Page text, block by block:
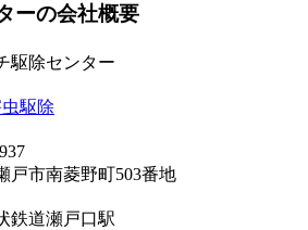
ーの会社概要
駆除センター
駆除
戸市南菱野町503番地
鉄道瀬戸口駅